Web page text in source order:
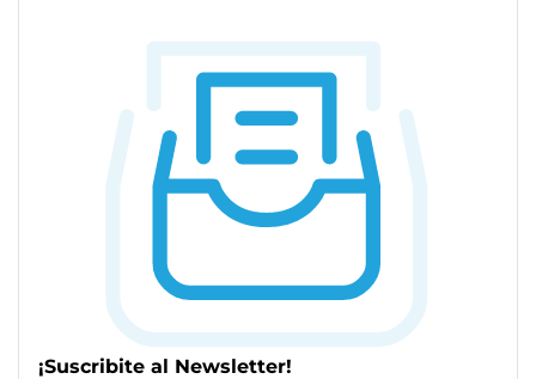
¡Suscribite al Newsletter!